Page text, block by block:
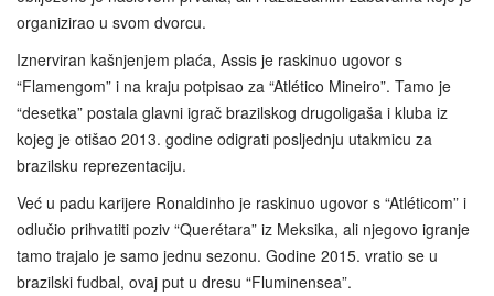
organizirao u svom dvorcu.
Iznerviran kašnjenjem plaća, Assis je raskinuo ugovor s
“Flamengom” i na kraju potpisao za “Atlético Mineiro”. Tamo je
“desetka” postala glavni igrač brazilskog drugoligaša i kluba iz
kojeg je otišao 2013. godine odigrati posljednju utakmicu za
brazilsku reprezentaciju.
Već u padu karijere Ronaldinho je raskinuo ugovor s “Atléticom” i
odlučio prihvatiti poziv “Querétara” iz Meksika, ali njegovo igranje
tamo trajalo je samo jednu sezonu. Godine 2015. vratio se u
brazilski fudbal, ovaj put u dresu “Fluminensea”.